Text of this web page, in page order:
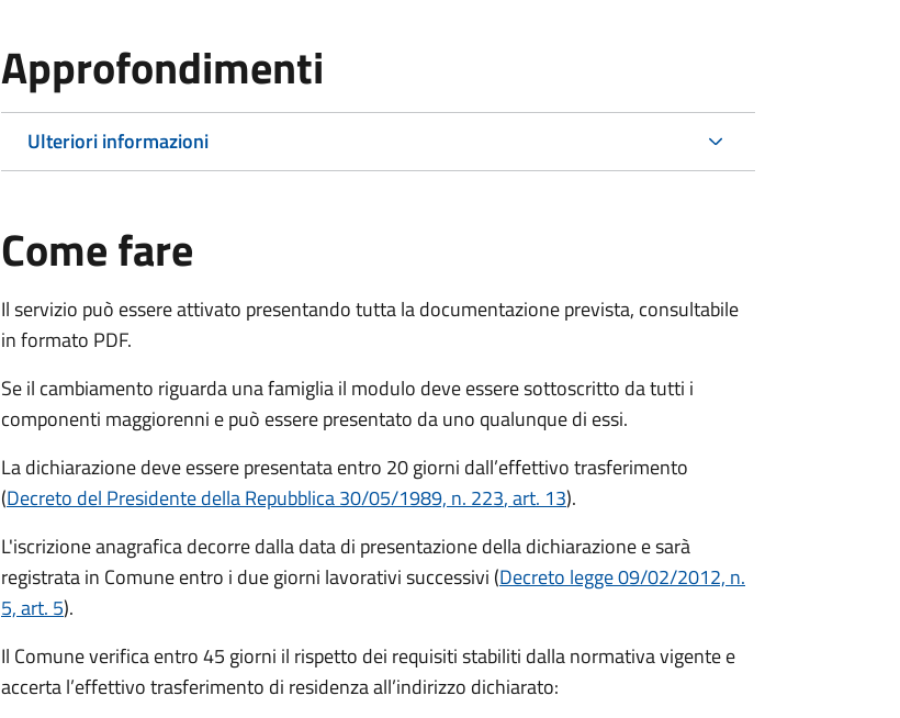
Approfondimenti
Ulteriori informazioni
Come fare
Il servizio può essere attivato presentando tutta la documentazione prevista, consultabile
in formato PDF.
Se il cambiamento riguarda una famiglia il modulo deve essere sottoscritto da tutti i
componenti maggiorenni e può essere presentato da uno qualunque di essi.
La dichiarazione deve essere presentata entro 20 giorni dall’effettivo trasferimento
(Decreto del Presidente della Repubblica 30/05/1989, n. 223, art. 13).
L'iscrizione anagrafica decorre dalla data di presentazione della dichiarazione e sarà
registrata in Comune entro i due giorni lavorativisuccessivi (Decreto legge 09/02/2012, n.
5, art. 5).
Il Comune verifica entro45 giorni il rispetto dei requisiti stabiliti dalla normativa vigente e
accerta l’effettivo trasferimento di residenza all’indirizzo dichiarato: